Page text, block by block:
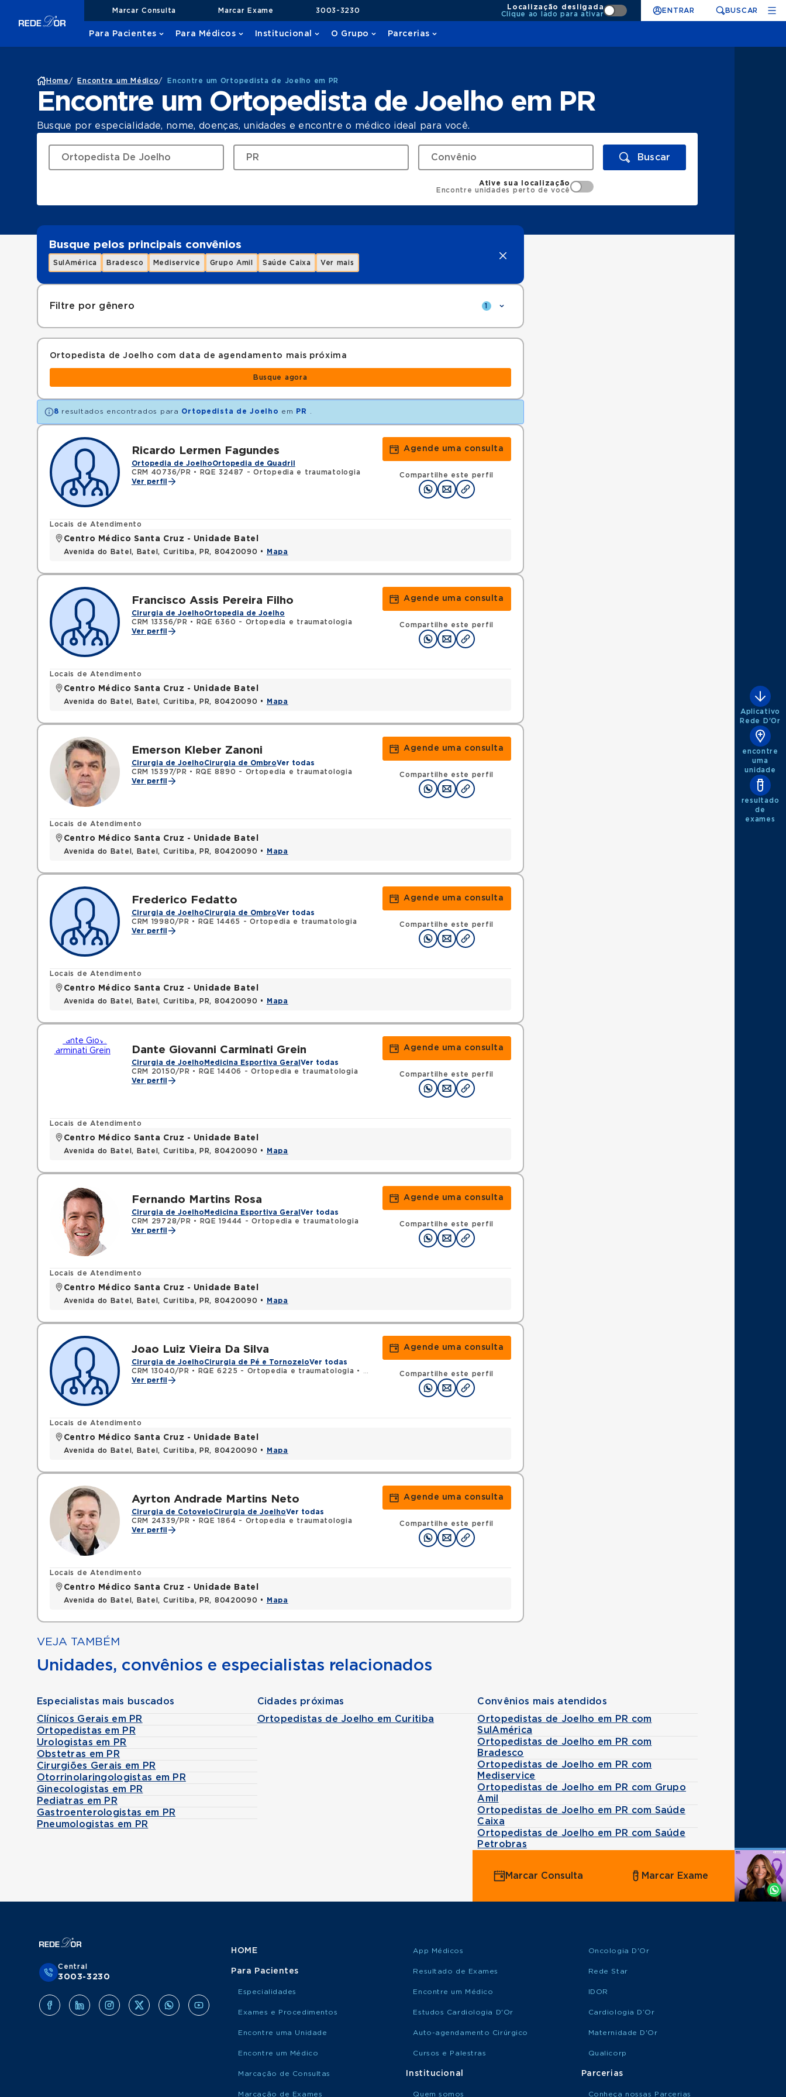
Marcar Consulta Marcar Exame 3003-3230
Localização desligada
Clique ao lado para ativar
ENTRAR BUSCAR
Para Pacientes Para Médicos Institucional O Grupo Parcerias
Home / Encontre um Médico/ Encontre um Ortopedista de Joelho em PR
Encontre um Ortopedista de Joelho em PR
Busque por especialidade, nome, doenças, unidades e encontre o médico ideal para você.
Buscar
Ative sua localização
Encontre unidades perto de você
Busque pelos principais convênios
SulAmérica Bradesco Mediservice Grupo Amil Saúde Caixa Ver mais
Filtre por gênero 1
Ortopedista de Joelho com data de agendamento mais próxima
Busque agora
8 resultados encontrados para Ortopedista de Joelho em PR
Ricardo Lermen Fagundes
Ortopedia de JoelhoOrtopedia de Quadril
CRM 40736/PR •
RQE 32487 - Ortopedia e traumatologia
Ver perfil
Agende uma consulta
Compartilhe este perfil
Locais de Atendimento
Centro Médico Santa Cruz - Unidade Batel
Avenida do Batel, Batel, Curitiba, PR, 80420090 • Mapa
Francisco Assis Pereira Filho
Cirurgia de JoelhoOrtopedia de Joelho
CRM 13356/PR •
RQE 6360 - Ortopedia e traumatologia
Ver perfil
Agende uma consulta
Compartilhe este perfil
Locais de Atendimento
Centro Médico Santa Cruz - Unidade Batel
Avenida do Batel, Batel, Curitiba, PR, 80420090 • Mapa
Emerson Kleber Zanoni
Cirurgia de JoelhoCirurgia de OmbroVer todas
CRM 15397/PR •
RQE 8890 - Ortopedia e traumatologia
Ver perfil
Agende uma consulta
Compartilhe este perfil
Locais de Atendimento
Centro Médico Santa Cruz - Unidade Batel
Avenida do Batel, Batel, Curitiba, PR, 80420090 • Mapa
Frederico Fedatto
Cirurgia de JoelhoCirurgia de OmbroVer todas
CRM 19980/PR •
RQE 14465 - Ortopedia e traumatologia
Ver perfil
Agende uma consulta
Compartilhe este perfil
Locais de Atendimento
Centro Médico Santa Cruz - Unidade Batel
Avenida do Batel, Batel, Curitiba, PR, 80420090 • Mapa
Dante Giovanni Carminati Grein
Cirurgia de Joelho Medicina Esportiva Geral Ver todas
CRM 20150/PR •
RQE 14406 - Ortopedia e traumatologia
Ver perfil
Agende uma consulta
Compartilhe este perfil
Locais de Atendimento
Centro Médico Santa Cruz - Unidade Batel
Avenida do Batel, Batel, Curitiba, PR, 80420090 • Mapa
Fernando Martins Rosa
Cirurgia de Joelho Medicina Esportiva Geral Ver todas
CRM 29728/PR •
RQE 19444 - Ortopedia e traumatologia
Ver perfil
Agende uma consulta
Compartilhe este perfil
Locais de Atendimento
Centro Médico Santa Cruz - Unidade Batel
Avenida do Batel, Batel, Curitiba, PR, 80420090 • Mapa
Joao Luiz Vieira Da Silva
Cirurgia de JoelhoCirurgia de Pé e TornozeloVer todas
CRM 13040/PR • RQE 6225 - Ortopedia e traumatologia •
RQE 7193 - Medicina esportiva
Ver perfil
Agende uma consulta
Compartilhe este perfil
Locais de Atendimento
Centro Médico Santa Cruz - Unidade Batel
Avenida do Batel, Batel, Curitiba, PR, 80420090 • Mapa
Ayrton Andrade Martins Neto
Cirurgia de CotoveloCirurgia de JoelhoVer todas
CRM 24339/PR •
RQE 1864 - Ortopedia e traumatologia
Ver perfil
Agende uma consulta
Compartilhe este perfil
Locais de Atendimento
Centro Médico Santa Cruz - Unidade Batel
Avenida do Batel, Batel, Curitiba, PR, 80420090 • Mapa
VEJA TAMBÉM
Unidades, convênios e especialistas relacionados
Especialistas mais buscados
Clínicos Gerais em PR
Ortopedistas em PR
Urologistas em PR
Obstetras em PR
Cirurgiões Gerais em PR
Otorrinolaringologistas em PR
Ginecologistas em PR
Pediatras em PR
Gastroenterologistas em PR
Pneumologistas em PR
Cidades próximas
Ortopedistas de Joelho em Curitiba
Convênios mais atendidos
Ortopedistas de Joelho em PR com
SulAmérica
Ortopedistas de Joelho em PR com
Bradesco
Ortopedistas de Joelho em PR com
Mediservice
Ortopedistas de Joelho em PR com Grupo
Amil
Ortopedistas de Joelho em PR com Saúde
Caixa
Ortopedistas de Joelho em PR com Saúde
Petrobras
Aplicativo
Rede D'Or
encontre
uma
unidade
resultado
de
exames
Agende
Whatsapp
Marcar Consulta Marcar Exame
Central
3003-3230
HOME
Para Pacientes
Especialidades
Exames e Procedimentos
Encontre uma Unidade
Encontre um Médico
Marcação de Consultas
Marcação de Exames
App Médicos
Resultado de Exames
Encontre um Médico
Estudos Cardiologia D'Or
Auto-agendamento Cirúrgico
Cursos e Palestras
Institucional
Quem somos
Oncologia D'Or
Rede Star
IDOR
Cardiologia D’Or
Maternidade D'Or
Qualicorp
Parcerias
Conheça nossas Parcerias